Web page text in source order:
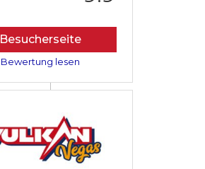
Besucherseite
Bewertung lesen